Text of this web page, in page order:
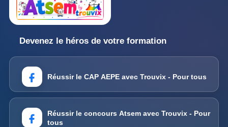
Devenez le héros de votre formation
Réussir le CAP AEPE avec Trouvix - Pour tous
Réussir le concours Atsem avec Trouvix - Pour
tous